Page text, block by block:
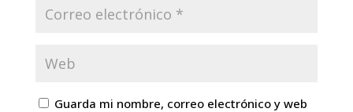
Guarda mi nombre, correo electrónico y web